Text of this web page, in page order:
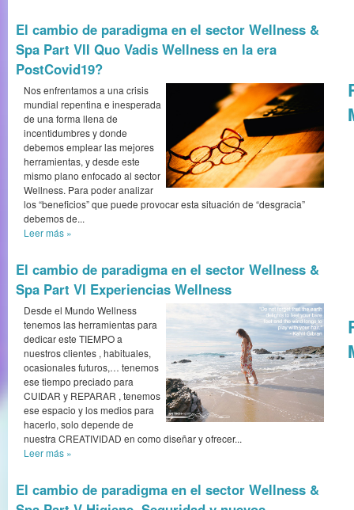
El cambio de paradigma en el sector Wellness &
Spa Part VII Quo Vadis Wellness en la era
PostCovid19?
Nos enfrentamos a una crisis
mundial repentina e inesperada
de una forma llena de
incentidumbres y donde
debemos emplear las mejores
herramientas, y desde este
mismo plano enfocado al sector
Wellness. Para poder analizar
los “beneficios” que puede provocar esta situación de “desgracia”
debemos de...
Leer más »
El cambio de paradigma en el sector Wellness &
Spa Part VI Experiencias Wellness
Desde el Mundo Wellness
tenemos las herramientas para
dedicar este TIEMPO a
nuestros clientes , habituales,
ocasionales futuros,… tenemos
ese tiempo preciado para
CUIDAR y REPARAR , tenemos
ese espacio y los medios para
hacerlo, solo depende de
nuestra CREATIVIDAD en como diseñar y ofrecer...
Leer más »
El cambio de paradigma en el sector Wellness &